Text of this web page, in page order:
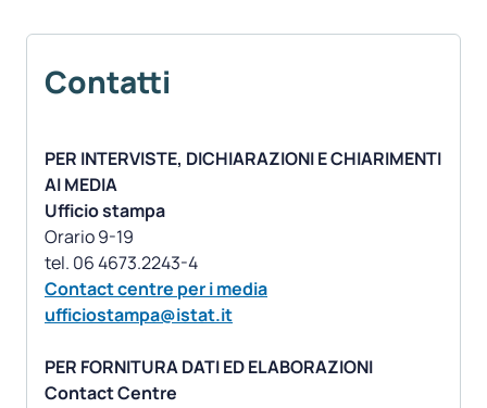
Contatti
PER INTERVISTE, DICHIARAZIONI E CHIARIMENTI
AI MEDIA
Ufficio stampa
Orario 9-19
Contact centre per i media
ufficiostampa@istat.it
PER FORNITURA DATI ED ELABORAZIONI
Contact Centre